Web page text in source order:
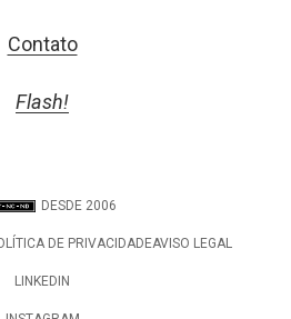
Contato
Flash!
DESDE 2006
DE PRIVACIDADEAVISO LEGAL
LINKEDIN